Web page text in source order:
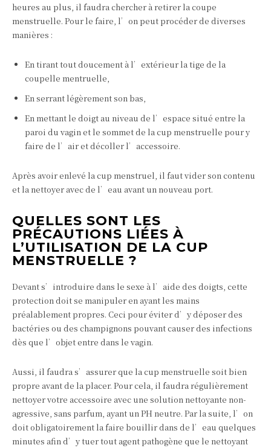
heures au plus, il faudra chercher à retirer la coupe
menstruelle. Pour le faire, l’on peut procéder de diverses
manières :
En tirant tout doucement à l’extérieur la tige de la
coupelle mentruelle,
En serrant légèrement son bas,
En mettant le doigt au niveau de l’espace situé entre la
paroi du vagin et le sommet de la cup menstruelle pour y
faire de l’air et décoller l’accessoire.
Après avoir enlevé la cup menstruel, il faut vider son contenu
et la nettoyer avec de l’eau avant un nouveau port.
QUELLES SONT LES
PRÉCAUTIONS LIÉES À
L’UTILISATION DE LA CUP
MENSTRUELLE ?
Devant s’introduire dans le sexe à l’aide des doigts, cette
protection doit se manipuler en ayant les mains
préalablement propres. Ceci pour éviter d’y déposer des
bactéries ou des champignons pouvant causer des infections
dès que l’objet entre dans le vagin.
Aussi, il faudra s’assurer que la cup menstruelle soit bien
propre avant de la placer. Pour cela, il faudra régulièrement
nettoyer votre accessoire avec une solution nettoyante non-
agressive, sans parfum, ayant un PH neutre. Par la suite, l’on
doit obligatoirement la faire bouillir dans de l’eau quelques
minutes afin d’y tuer tout agent pathogène que le nettoyant